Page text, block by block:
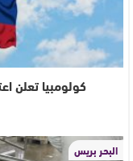
كولومبيا تعلن
البحر بريس